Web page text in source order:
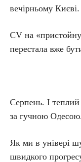
вечірньому Києві.
CV на
перестала вже
Серпень. І
за гучною
Як ми в універі
швидкого